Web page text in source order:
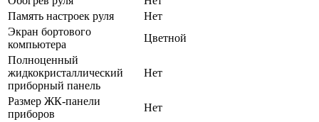
Память настроек руля
Нет
Экран бортового
компьютера
Цветной
Полноценный
жидкокристаллический
приборный панель
Нет
Размер ЖК-панели
приборов
Нет